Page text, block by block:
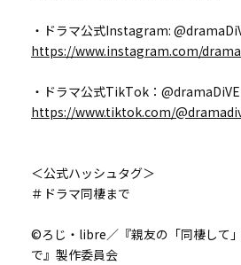
・ドラマ公式Instagram:
https://www.instagram.com/
・ドラマ公式TikTok：
https://www.tiktok.com/
＜公式ハッシュタグ＞
＃ドラマ同棲まで
©ろじ・libre／『親友の「同棲して
で』製作委員会